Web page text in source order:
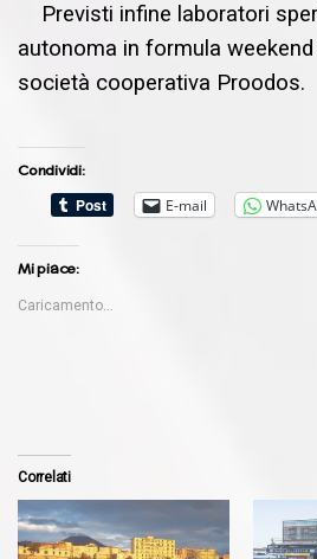
Previsti infine laboratori
autonoma in formula
società cooperativa Proodos.
Condividi:
E-mail
Mi piace:
Caricamento...
Correlati